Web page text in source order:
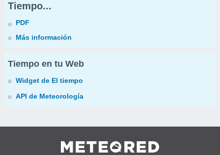
Tiempo...
PDF
Más información
Tiempo en tu Web
Widget de El tiempo
API de Meteorología